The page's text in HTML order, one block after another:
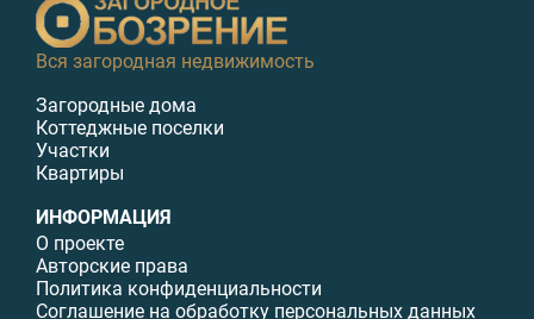
Вся загородная недвижимость
Загородные дома
Коттеджные поселки
Участки
Квартиры
ИНФОРМАЦИЯ
О проекте
Авторские права
Политика конфиденциальности
Соглашение на обработку персональных данных